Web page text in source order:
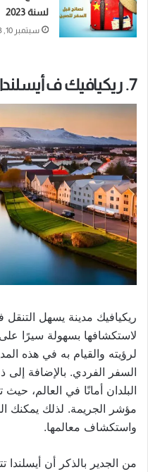
لسنة 2023
سبتمبر 10, 2023
7. ريكيافيك ف أيسلندا
ريكيافيك مدينة يسهل
لاستكشافها بسهولة سيرًا على
لرؤيته والقيام به في هذه
السفر الفردي. بالإضافة إلى
البلدان أمانًا في العالم،
مؤشر الجريمة. لذلك يمكنك
واستكشاف معالمها.
من الجدير بالذكر أن